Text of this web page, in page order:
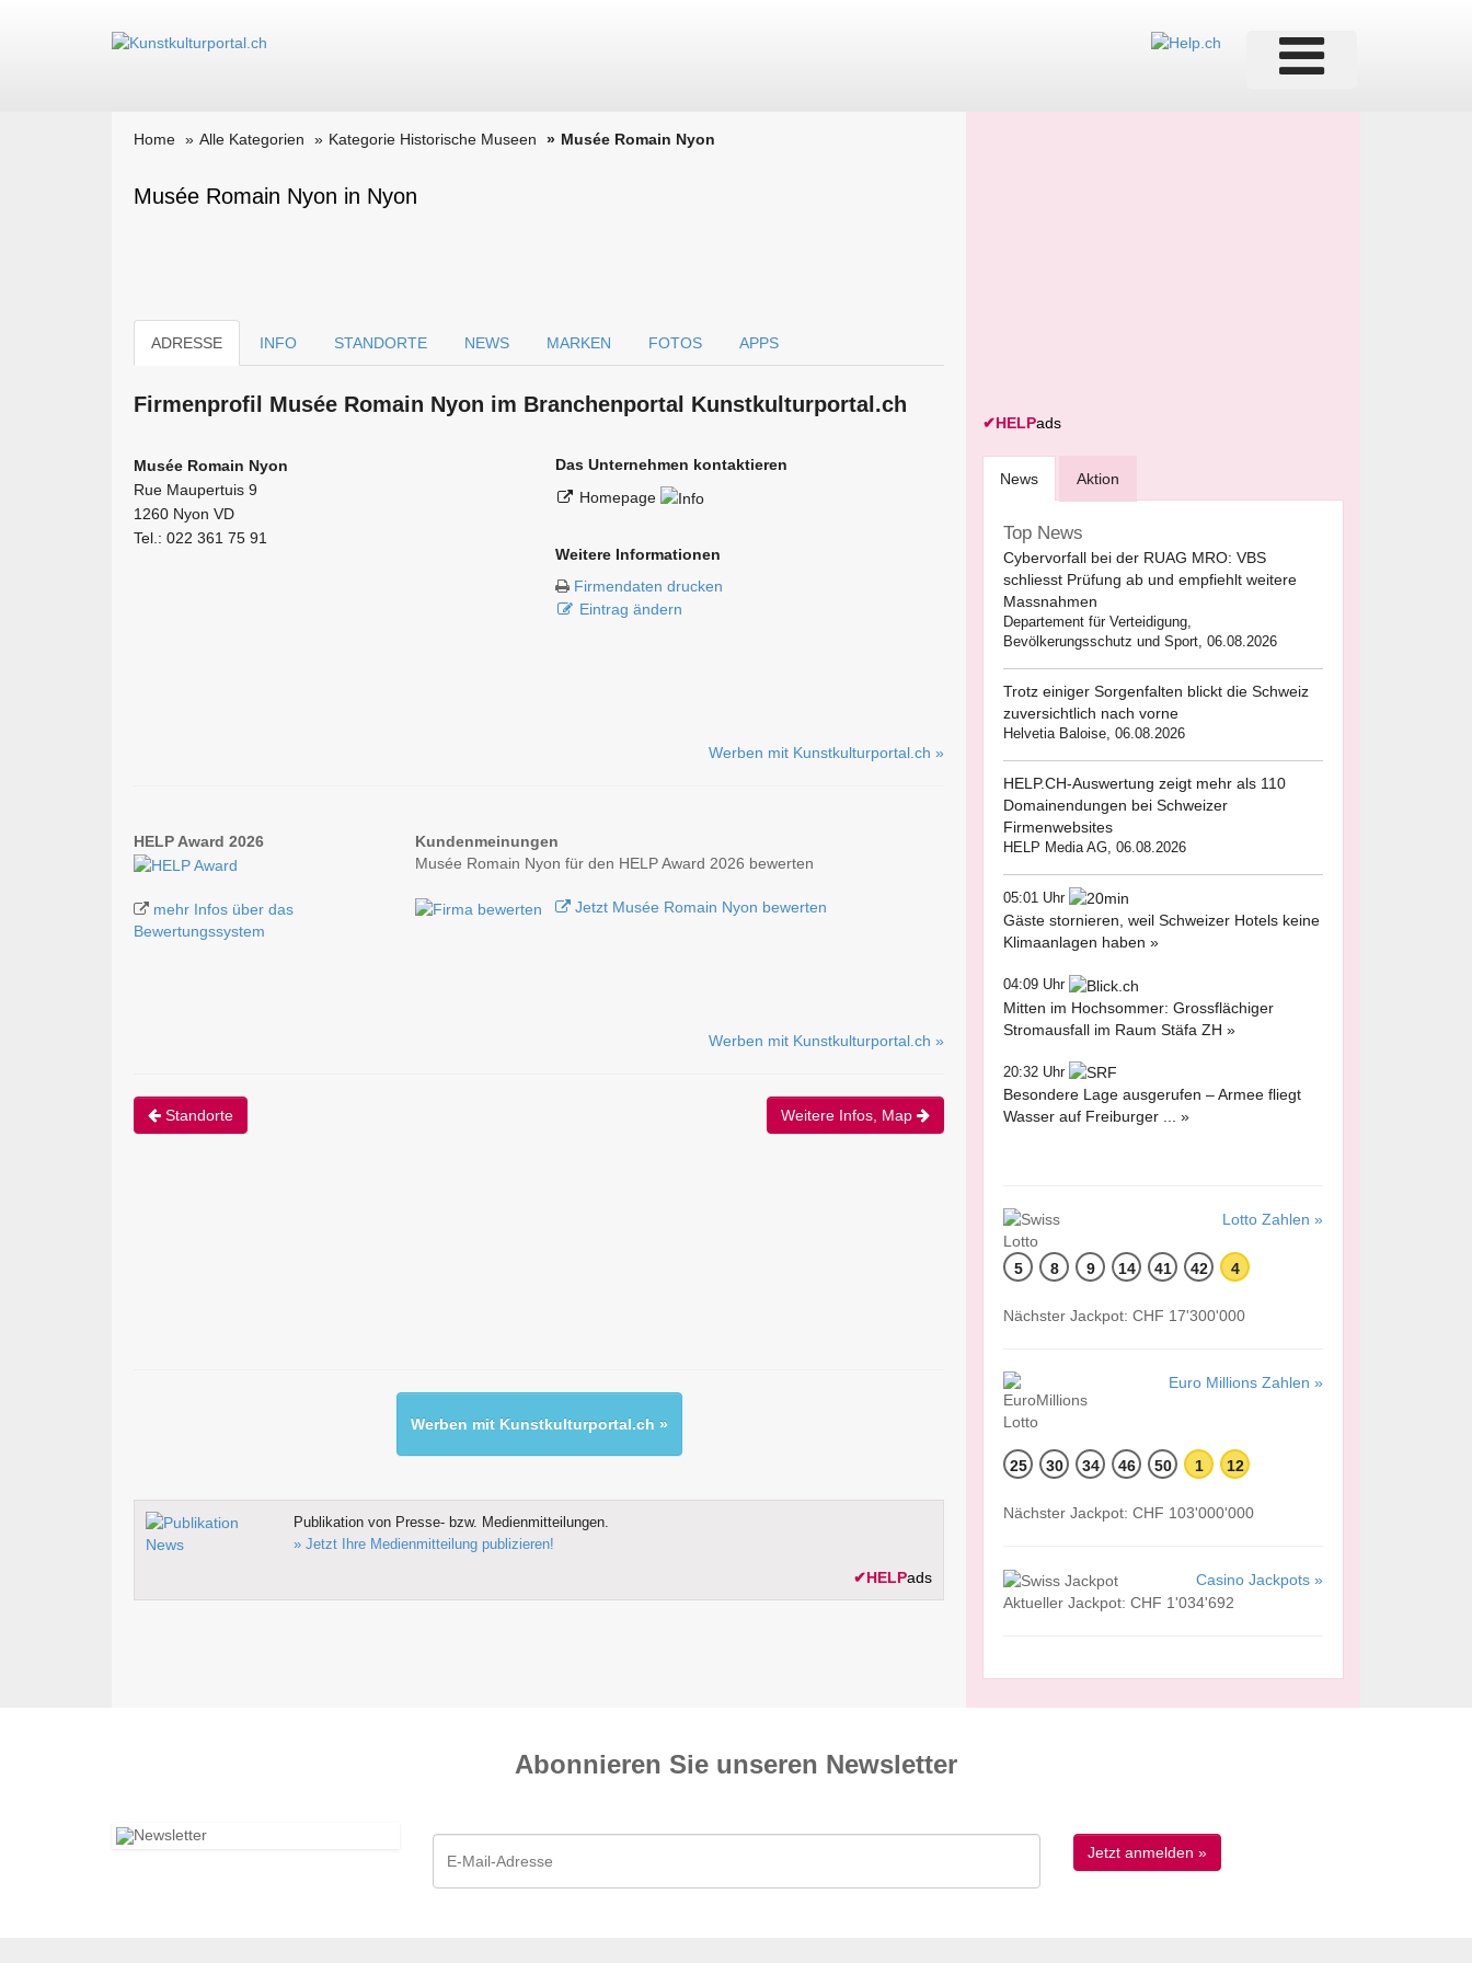
Home Alle Kategorien Kategorie Historische Museen Musée Romain Nyon
Musée Romain Nyon in Nyon
ADRESSE INFO STANDORTE NEWS MARKEN FOTOS APPS
Firmen­profil Musée Romain Nyon im Branchen­portal Kunstkulturportal.ch
Musée Romain Nyon
Rue Maupertuis 9
1260 Nyon VD
Tel.: 022 361 75 91
Das Unternehmen kontaktieren
Homepage
Weitere Informationen
Firmendaten drucken
Eintrag ändern
Werben mit Kunstkulturportal.ch »
HELP Award 2026
mehr Infos über das
Bewertungssystem
Kundenmeinungen
Musée Romain Nyon für den HELP Award 2026 bewerten
Jetzt Musée Romain Nyon bewerten
Werben mit Kunstkulturportal.ch »
Standorte Weitere Infos, Map
Werben mit Kunstkulturportal.ch »
Publikation von Presse- bzw. Medienmitteilungen.
» Jetzt Ihre Medienmitteilung publizieren!
✔HELPads
✔HELPads
News Aktion
Top News
Cybervorfall bei der RUAG MRO: VBS
schliesst Prüfung ab und empfiehlt weitere
Massnahmen
Departement für Verteidigung,
Bevölkerungsschutz und Sport, 06.08.2026
Trotz einiger Sorgenfalten blickt die Schweiz
zuversichtlich nach vorne
Helvetia Baloise, 06.08.2026
HELP.CH-Auswertung zeigt mehr als 110
Domainendungen bei Schweizer
Firmenwebsites
HELP Media AG, 06.08.2026
05:01 Uhr
Gäste stornieren, weil Schweizer Hotels keine
Klimaanlagen haben »
04:09 Uhr
Mitten im Hochsommer: Grossflächiger
Stromausfall im Raum Stäfa ZH »
20:32 Uhr
Besondere Lage ausgerufen – Armee fliegt
Wasser auf Freiburger ... »
Lotto Zahlen »
5 8 9 14 41 42 4
Nächster Jackpot: CHF 17'300'000
Euro Millions Zahlen »
25 30 34 46 50 1 12
Nächster Jackpot: CHF 103'000'000
Casino Jackpots »
Aktueller Jackpot: CHF 1'034'692
Abonnieren Sie unseren News­letter